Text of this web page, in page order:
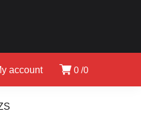
0 0
account